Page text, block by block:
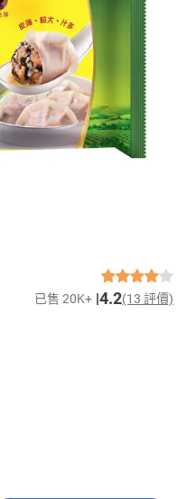
已售 20K+ 4.2(13 評價)